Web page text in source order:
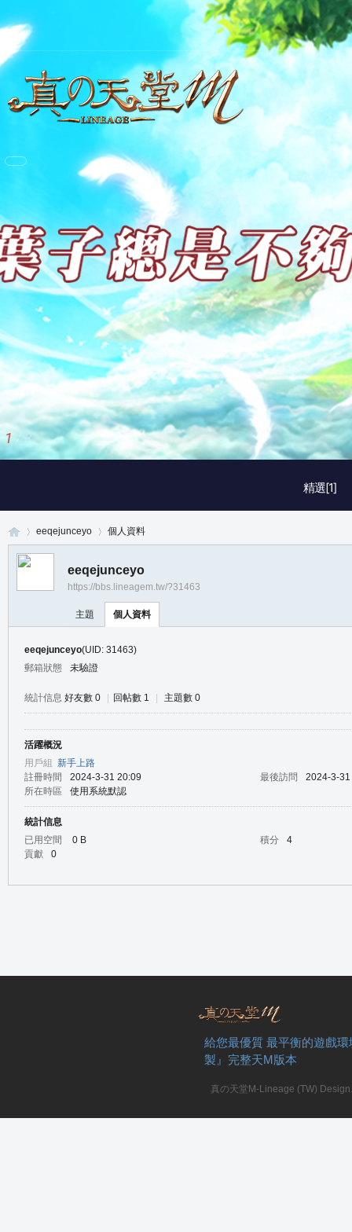
精選[1]
1 / 3
eeqejunceyo 個人資料
eeqejunceyo
https://bbs.lineagem.tw/?31463
主題 個人資料
eeqejunceyo(UID: 31463)
郵箱狀態
未驗證
統計信息 好友數 0 回帖數 1 主題數 0
活躍概況
用戶組 新手上路
註冊時間
2024-3-31 20:09 最後訪問
2024-3-
所在時區
使用系統默認
統計信息
已用空間
0 B 積分
4
貢獻
0
給您最優質 最平衡的遊戲
製』完整天M版本
真の天堂M-Lineage (TW)